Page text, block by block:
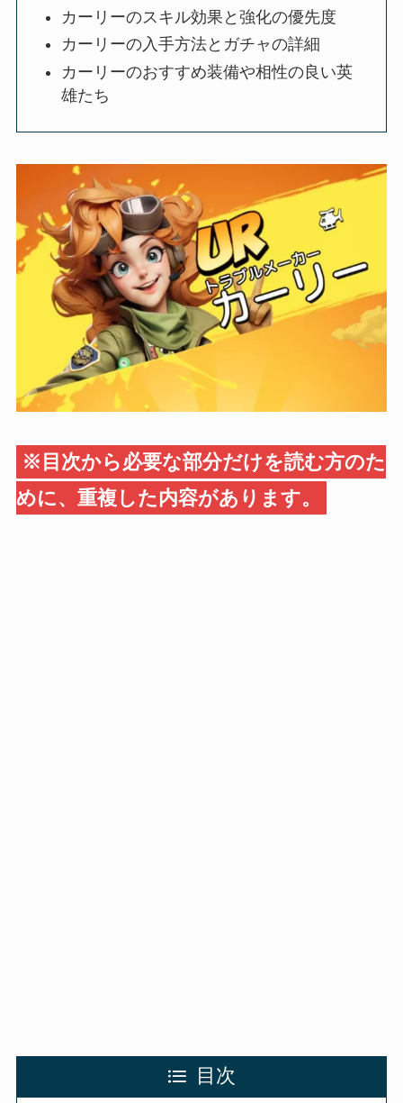
カーリーのスキル効果と強化の優先度
カーリーの入手方法とガチャの詳細
カーリーのおすすめ装備や相性の良い英
雄たち
※目次から必要な部分だけを読む方のた
めに、重複した内容があります。
目次